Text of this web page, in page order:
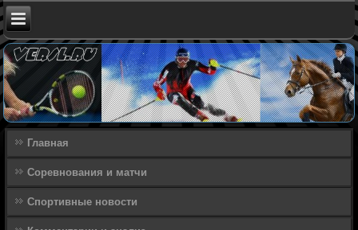
Главная
Соревнования и матчи
Спортивные новости